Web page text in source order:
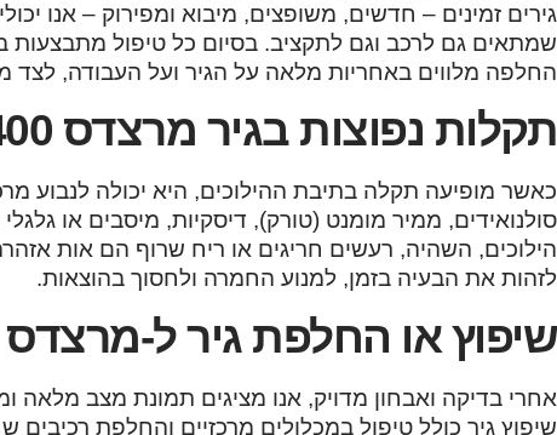
גירים זמינים – חדשים, משופצים, מיבוא ומפירוק – אנו
שמתאים גם לרכב וגם לתקציב. בסיום כל טיפול מתבצעות
החלפה מלווים באחריות מלאה על הגיר ועל העבודה, לצד
תקלות נפוצות בגיר מרצדס S400 הייבריד
כאשר מופיעה תקלה בתיבת ההילוכים, היא יכולה לנבוע
סולנואידים, ממיר מומנט (טורק), דיסקיות, מיסבים או
הילוכים, השהיה, רעשים חריגים או ריח שרוף הם אות
לזהות את הבעיה בזמן, למנוע החמרה ולחסוך בהוצאות.
שיפוץ או החלפת גיר ל-מרצדס S400 הייבריד
אחרי בדיקה ואבחון מדויק, אנו מציגים תמונת מצב מלאה
שיפוץ גיר כולל טיפול במכלולים מרכזיים והחלפת רכיבים